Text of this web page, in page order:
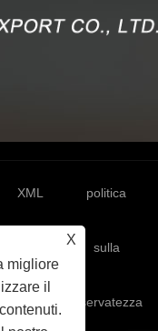
X
migliore
il
XML politica
sulla
riservatezza